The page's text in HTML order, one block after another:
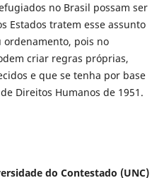
no Brasil possam ser
Estados tratem esse assunto
pois no
criar regras próprias,
e que se tenha por base
Direitos Humanos de 1951.
do Contestado (UNC)